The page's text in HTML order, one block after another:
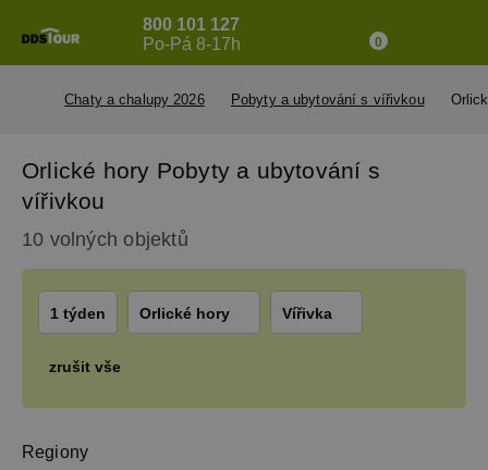
800 101 127
Po-Pá 8-17h
0
Chaty a chalupy 2026 Pobyty a ubytování s vířivkou
Orlické hory Pobyty a ubytování s
vířivkou
10 volných objektů
1 týden Orlické hory Vířivka
zrušit vše
Regiony